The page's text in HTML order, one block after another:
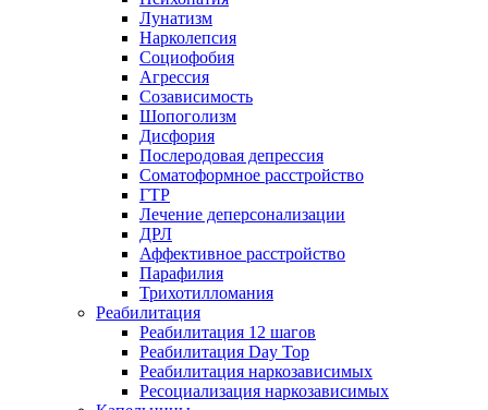
Лунатизм
Нарколепсия
Социофобия
Агрессия
Созависимость
Шопоголизм
Дисфория
Послеродовая депрессия
Соматоформное расстройство
ГТР
Лечение деперсонализации
ДРЛ
Аффективное расстройство
Парафилия
Трихотилломания
Реабилитация
Реабилитация 12 шагов
Реабилитация Day Top
Реабилитация наркозависимых
Ресоциализация наркозависимых